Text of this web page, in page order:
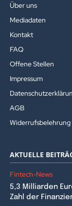
Über uns
Mediadaten
Kontakt
FAQ
Offene Stellen
Impressum
AGB
Widerrufsbelehrung
AKTUELLE
Fintech-News
5,3 Milliarden
Zahl der